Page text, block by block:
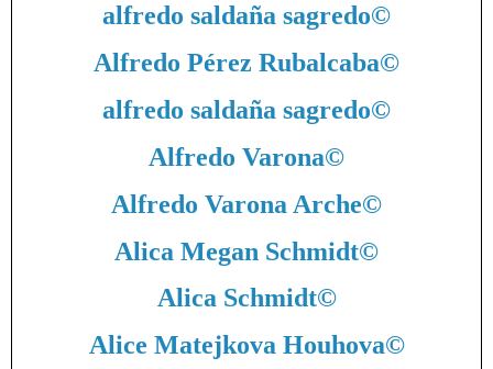
alfredo saldaña sagredo©
Alfredo Pérez Rubalcaba©
alfredo saldaña sagredo©
Alfredo Varona©
Alfredo Varona Arche©
Alica Megan Schmidt©
Alica Schmidt©
Alice Matejkova Houhova©